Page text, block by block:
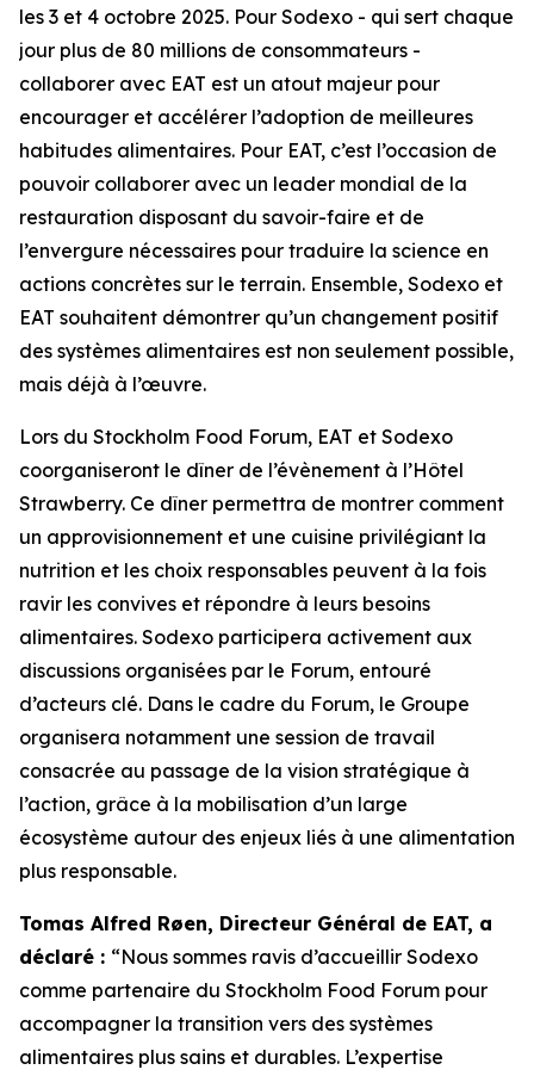
les 3 et 4 octobre 2025. Pour Sodexo - qui sert chaque
jour plus de 80 millions de consommateurs -
collaborer avec EAT est un atout majeur pour
encourager et accélérer l’adoption de meilleures
habitudes alimentaires. Pour EAT, c’est l’occasion de
pouvoir collaborer avec un leader mondial de la
restauration disposant du savoir-faire et de
l’envergure nécessaires pour traduire la science en
actions concrètes sur le terrain. Ensemble, Sodexo et
EAT souhaitent démontrer qu’un changement positif
des systèmes alimentaires est non seulement possible,
mais déjà à l’œuvre.
Lors du Stockholm Food Forum, EAT et Sodexo
coorganiseront le dîner de l’évènement à l’Hôtel
Strawberry. Ce dîner permettra de montrer comment
un approvisionnement et une cuisine privilégiant la
nutrition et les choix responsables peuvent à la fois
ravir les convives et répondre à leurs besoins
alimentaires. Sodexo participera activement aux
discussions organisées par le Forum, entouré
d’acteurs clé. Dans le cadre du Forum, le Groupe
organisera notamment une session de travail
consacrée au passage de la vision stratégique à
l’action, grâce à la mobilisation d’un large
écosystème autour des enjeux liés à une alimentation
plus responsable.
Tomas Alfred Røen, Directeur Général de EAT, a
déclaré : “Nous sommes ravis d’accueillir Sodexo
comme partenaire du Stockholm Food Forum pour
accompagner la transition vers des systèmes
alimentaires plus sains et durables. L’expertise